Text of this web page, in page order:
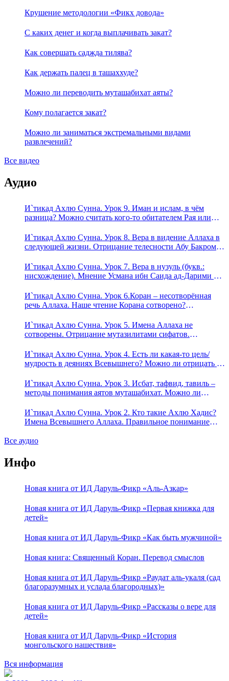
Крушение методологии «Фикх довода»
С каких денег и когда выплачивать закат?
Как совершать саджда тилява?
Как держать палец в ташаххуде?
Можно ли переводить муташабихат аяты?
Кому полагается закат?
Можно ли заниматься экстремальными видами
развлечений?
Все видео
Аудио
И`тикад Ахлю Сунна. Урок 9. Иман и ислам, в чём
разница? Можно считать кого-то обитателем Рая или
И`тикад Ахлю Сунна. Урок 8. Вера в видение Аллаха в
следующей жизни. Отрицание телесности Абу Бакром
ибн Саида ад-Дарими. Иман – это слова, дела и
познание
И`тикад Ахлю Сунна. Урок 7. Вера в нузуль (букв.:
нисхождение). Мнение Усмана ибн Саида ад-Дарими о
физическим движением?
И`тикад Ахлю Сунна. Урок 6.Коран – несотворённая
речь Аллаха. Наше чтение Корана сотворено?
И`тикад Ахлю Сунна. Урок 5. Имена Аллаха не
сотворены. Отрицание мутазилитами сифатов.
И`тикад Ахлю Сунна. Урок 4. Есть ли какая-то цель/
мудрость в деяниях Всевышнего? Можно ли отрицать в
пришло в Коране и Сунне? Концепция ибн Таймийи
И`тикад Ахлю Сунна. Урок 3. Исбат, тафвид, тавиль –
методы понимания аятов муташабихат. Можно ли
означает утверждение сифата «биля кейфа» (без образа)?
И`тикад Ахлю Сунна. Урок 2. Кто такие Ахлю Хадис?
Имена Всевышнего Аллаха. Правильное понимание
Все аудио
Инфо
Новая книга от ИД Даруль-Фикр «Аль-Азкар»
Новая книга от ИД Даруль-Фикр «Первая книжка для
детей»
Новая книга от ИД Даруль-Фикр «Как быть мужчиной»
Новая книга: Священный Коран. Перевод смыслов
Новая книга от ИД Даруль-Фикр «Раудат аль-укаля (cад
благоразумных и услада благородных)»
Новая книга от ИД Даруль-Фикр «Рассказы о вере для
детей»
Новая книга от ИД Даруль-Фикр «История
монгольского нашествия»
Вся информация